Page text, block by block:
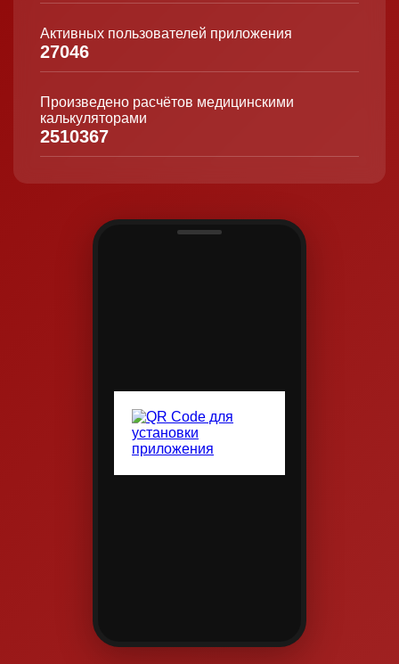
Активных пользователей приложения
27046
Произведено расчётов медицинскими
калькуляторами
2510367